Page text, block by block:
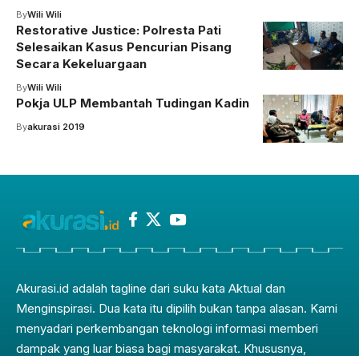
ByWili Wili
Restorative Justice: Polresta Pati
Selesaikan Kasus Pencurian Pisang
Secara Kekeluargaan
ByWili Wili
Pokja ULP Membantah Tudingan Kadin
Byakurasi 2019
Akurasi.id adalah tagline dari suku kata Aktual dan
Menginspirasi. Dua kata itu dipilih bukan tanpa alasan. Kami
menyadari perkembangan teknologi informasi memberi
dampak yang luar biasa bagi masyarakat. Khususnya,